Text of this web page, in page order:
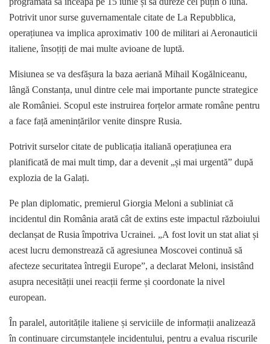
Potrivit unor surse guvernamentale citate de La Repubblica,
operațiunea va implica aproximativ 100 de militari ai Aeronauticii
italiene, însoțiți de mai multe avioane de luptă.
Misiunea se va desfășura la baza aeriană Mihail Kogălniceanu,
lângă Constanța, unul dintre cele mai importante puncte strategice
ale României. Scopul este instruirea forțelor armate române pentru
a face față amenințărilor venite dinspre Rusia.
Potrivit surselor citate de publicația italiană operațiunea era
planificată de mai mult timp, dar a devenit „și mai urgentă” după
explozia de la Galați.
Pe plan diplomatic, premierul Giorgia Meloni a subliniat că
incidentul din România arată cât de extins este impactul războiului
declanșat de Rusia împotriva Ucrainei. „A fost lovit un stat aliat și
acest lucru demonstrează că agresiunea Moscovei continuă să
afecteze securitatea întregii Europe”, a declarat Meloni, insistând
asupra necesității unei reacții ferme și coordonate la nivel
european.
În paralel, autoritățile italiene și serviciile de informații analizează
în continuare circumstanțele incidentului, pentru a evalua riscurile